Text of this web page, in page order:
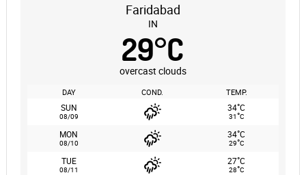
Faridabad
IN
29°C
overcast clouds
DAY COND. TEMP.
SUN
08/09
34°C
31°C
MON
08/10
34°C
29°C
TUE
08/11
27°C
28°C